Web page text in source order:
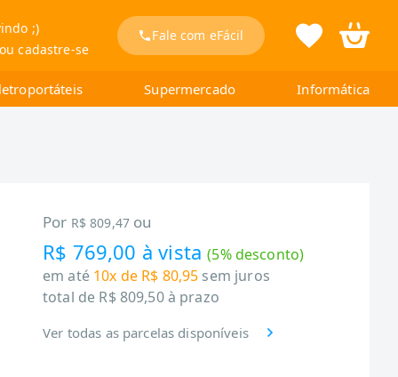
;)
cadastre-se
Fale com eFácil
Supermercado Informática
Por R$ 809,47 ou
R$ 769,00 à vista(5% desconto)
em até 10x de R$ 80,95 sem juros
total de R$ 809,50à prazo
Ver todas as parcelas disponíveis